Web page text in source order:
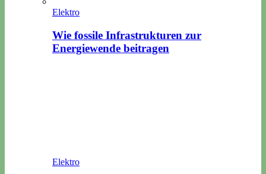
Elektro
Wie fossile Infrastrukturen zur
Energiewende beitragen
Elektro